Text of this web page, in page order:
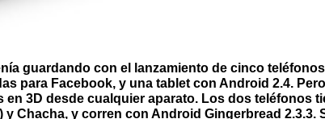
guardando con el lanzamiento de cinco
para Facebook, y una tablet con Android 2.4.
3D desde cualquier aparato. Los dos teléfonos
Chacha, y corren con Android Gingerbread 2.3.3.